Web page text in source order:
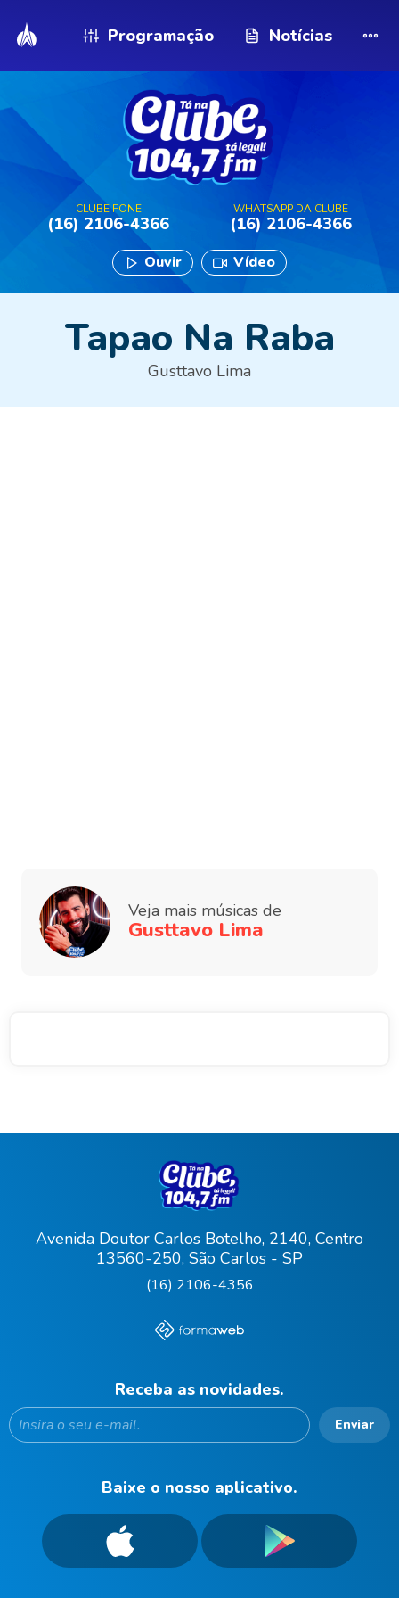
Programação Notícias
CLUBE FONE
(16) 2106-4366
WHATSAPP DA CLUBE
(16) 2106-4366
Ouvir Vídeo
Tapao Na Raba
Gusttavo Lima
Veja mais músicas de
Gusttavo Lima
Avenida Doutor Carlos Botelho, 2140, Centro
13560-250, São Carlos - SP
(16) 2106-4356
Receba as novidades.
Enviar
Baixe o nosso aplicativo.